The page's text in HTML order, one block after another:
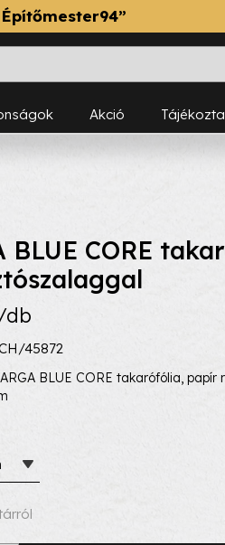
Akció
BLUE CORE
db
45872
BLUE CORE takarófólia,